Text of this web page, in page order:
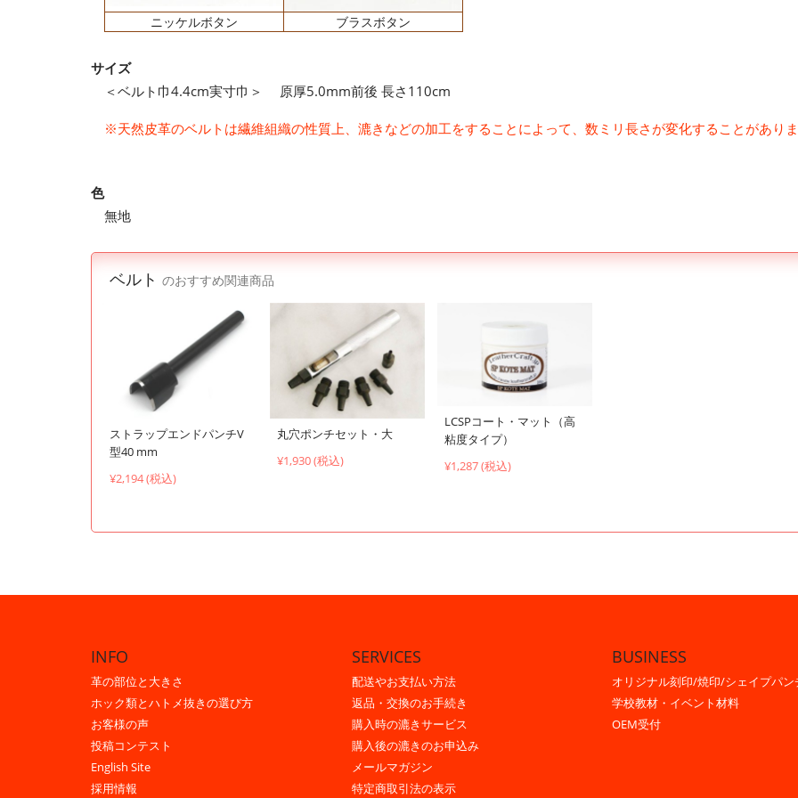
ニッケルボタン ブラスボタン
サイズ
＜ベルト巾4.4cm実寸巾＞ 原厚5.0mm前後 長さ110cm
※天然皮革のベルトは繊維組織の性質上、漉きなどの加工をすることによって、数ミリ長さが変化することがあり
色
無地
ベルト のおすすめ関連商品
ストラップエンドパンチV
型40 mm
¥2,194 (税込)
丸穴ポンチセット・大
¥1,930 (税込)
LCSPコート・マット（高
粘度タイプ）
¥1,287 (税込)
INFO
革の部位と大きさ
ホック類とハトメ抜きの選び方
お客様の声
投稿コンテスト
English Site
採用情報
SERVICES
配送やお支払い方法
返品・交換のお手続き
購入時の漉きサービス
購入後の漉きのお申込み
メールマガジン
特定商取引法の表示
BUSINESS
オリジナル刻印/焼印/シェイプパン
学校教材・イベント材料
OEM受付